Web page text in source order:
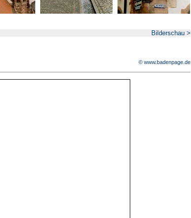
Bilderschau >
© www.badenpage.de